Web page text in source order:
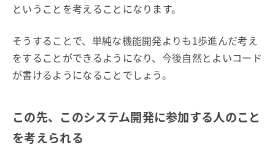
ということを考えることになります。
そうすることで、単純な機能開発よりも1歩進んだ考え
をすることができるようになり、今後自然とよいコード
が書けるようになることでしょう。
この先、このシステム開発に参加する人のこと
を考えられる